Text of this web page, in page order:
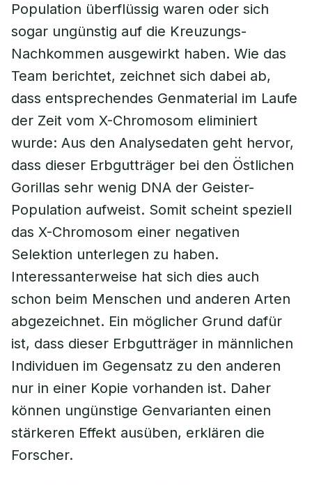
Population überflüssig waren oder sich
sogar ungünstig auf die Kreuzungs-
Nachkommen ausgewirkt haben. Wie das
Team berichtet, zeichnet sich dabei ab,
dass entsprechendes Genmaterial im Laufe
der Zeit vom X-Chromosom eliminiert
wurde: Aus den Analysedaten geht hervor,
dass dieser Erbgutträger bei den Östlichen
Gorillas sehr wenig DNA der Geister-
Population aufweist. Somit scheint speziell
das X-Chromosom einer negativen
Selektion unterlegen zu haben.
Interessanterweise hat sich dies auch
schon beim Menschen und anderen Arten
abgezeichnet. Ein möglicher Grund dafür
ist, dass dieser Erbgutträger in männlichen
Individuen im Gegensatz zu den anderen
nur in einer Kopie vorhanden ist. Daher
können ungünstige Genvarianten einen
stärkeren Effekt ausüben, erklären die
Forscher.